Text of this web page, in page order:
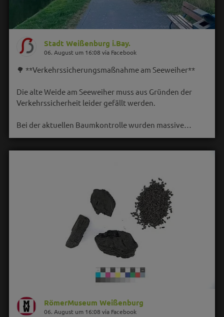
Stadt Weißenburg i.Bay.
06. August um 16:08 via Facebook
🌳 **Verkehrssicherungsmaßnahme am Seeweiher**
Die alte Weide am Seeweiher muss aus Gründen der
Verkehrssicherheit leider gefällt werden.
Bei der aktuellen Baumkontrolle wurden massive…
RömerMuseum Weißenburg
06. August um 16:08 via Facebook